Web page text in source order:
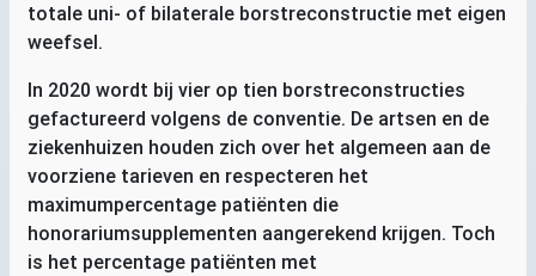
totale uni- of bilaterale borstreconstructie met eigen
weefsel.
In 2020 wordt bij vier op tien borstreconstructies
gefactureerd volgens de conventie. De artsen en de
ziekenhuizen houden zich over het algemeen aan de
voorziene tarieven en respecteren het
maximumpercentage patiënten die
honorariumsupplementen aangerekend krijgen. Toch
is het percentage patiënten met